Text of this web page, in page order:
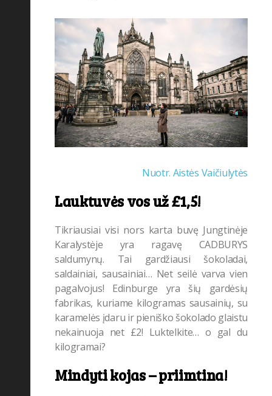
Nuotr. Aistės Vaičiulytės
Lauktuvės vos už £1,5!
Tikriausiai visi nors karta buvę Jungtinėje
Karalystėje yra ragavę CADBURYS
saldumynų. Tai gardžiausi šokoladai,
saldainiai, sausainiai… Net seilė varva vien
pagalvojus! Edinburge yra šių gardėsių
fabrikas, kuriame kilogramas sausainių, su
karamelės įdaru ir pieniško šokolado glaistu
nekainuoja net £2! Luktelkite… o gal du
kilogramai?
Mindyti kojas – priimtina!